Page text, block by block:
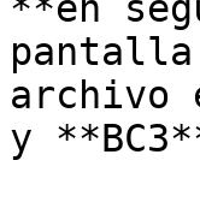
archivo
y